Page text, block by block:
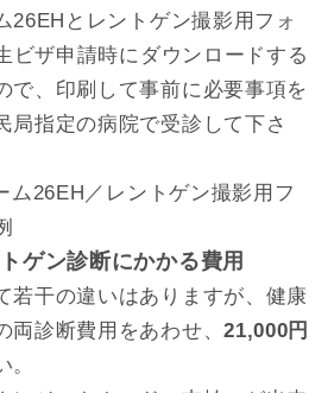
26EHとレントゲン撮影用フォ
ビザ申請時にダウンロードする
で、印刷して事前に必要事項を
局指定の病院で受診して下さ
ム26EH／レントゲン撮影用フ
ゲン診断にかかる費用
若干の違いはありますが、健康
両診断費用をあわせ、21,000円